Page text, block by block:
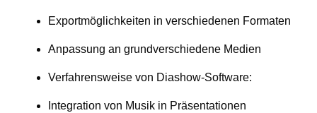
Exportmöglichkeiten in verschiedenen Formaten
Anpassung an grundverschiedene Medien
Verfahrensweise von Diashow-Software:
Integration von Musik in Präsentationen